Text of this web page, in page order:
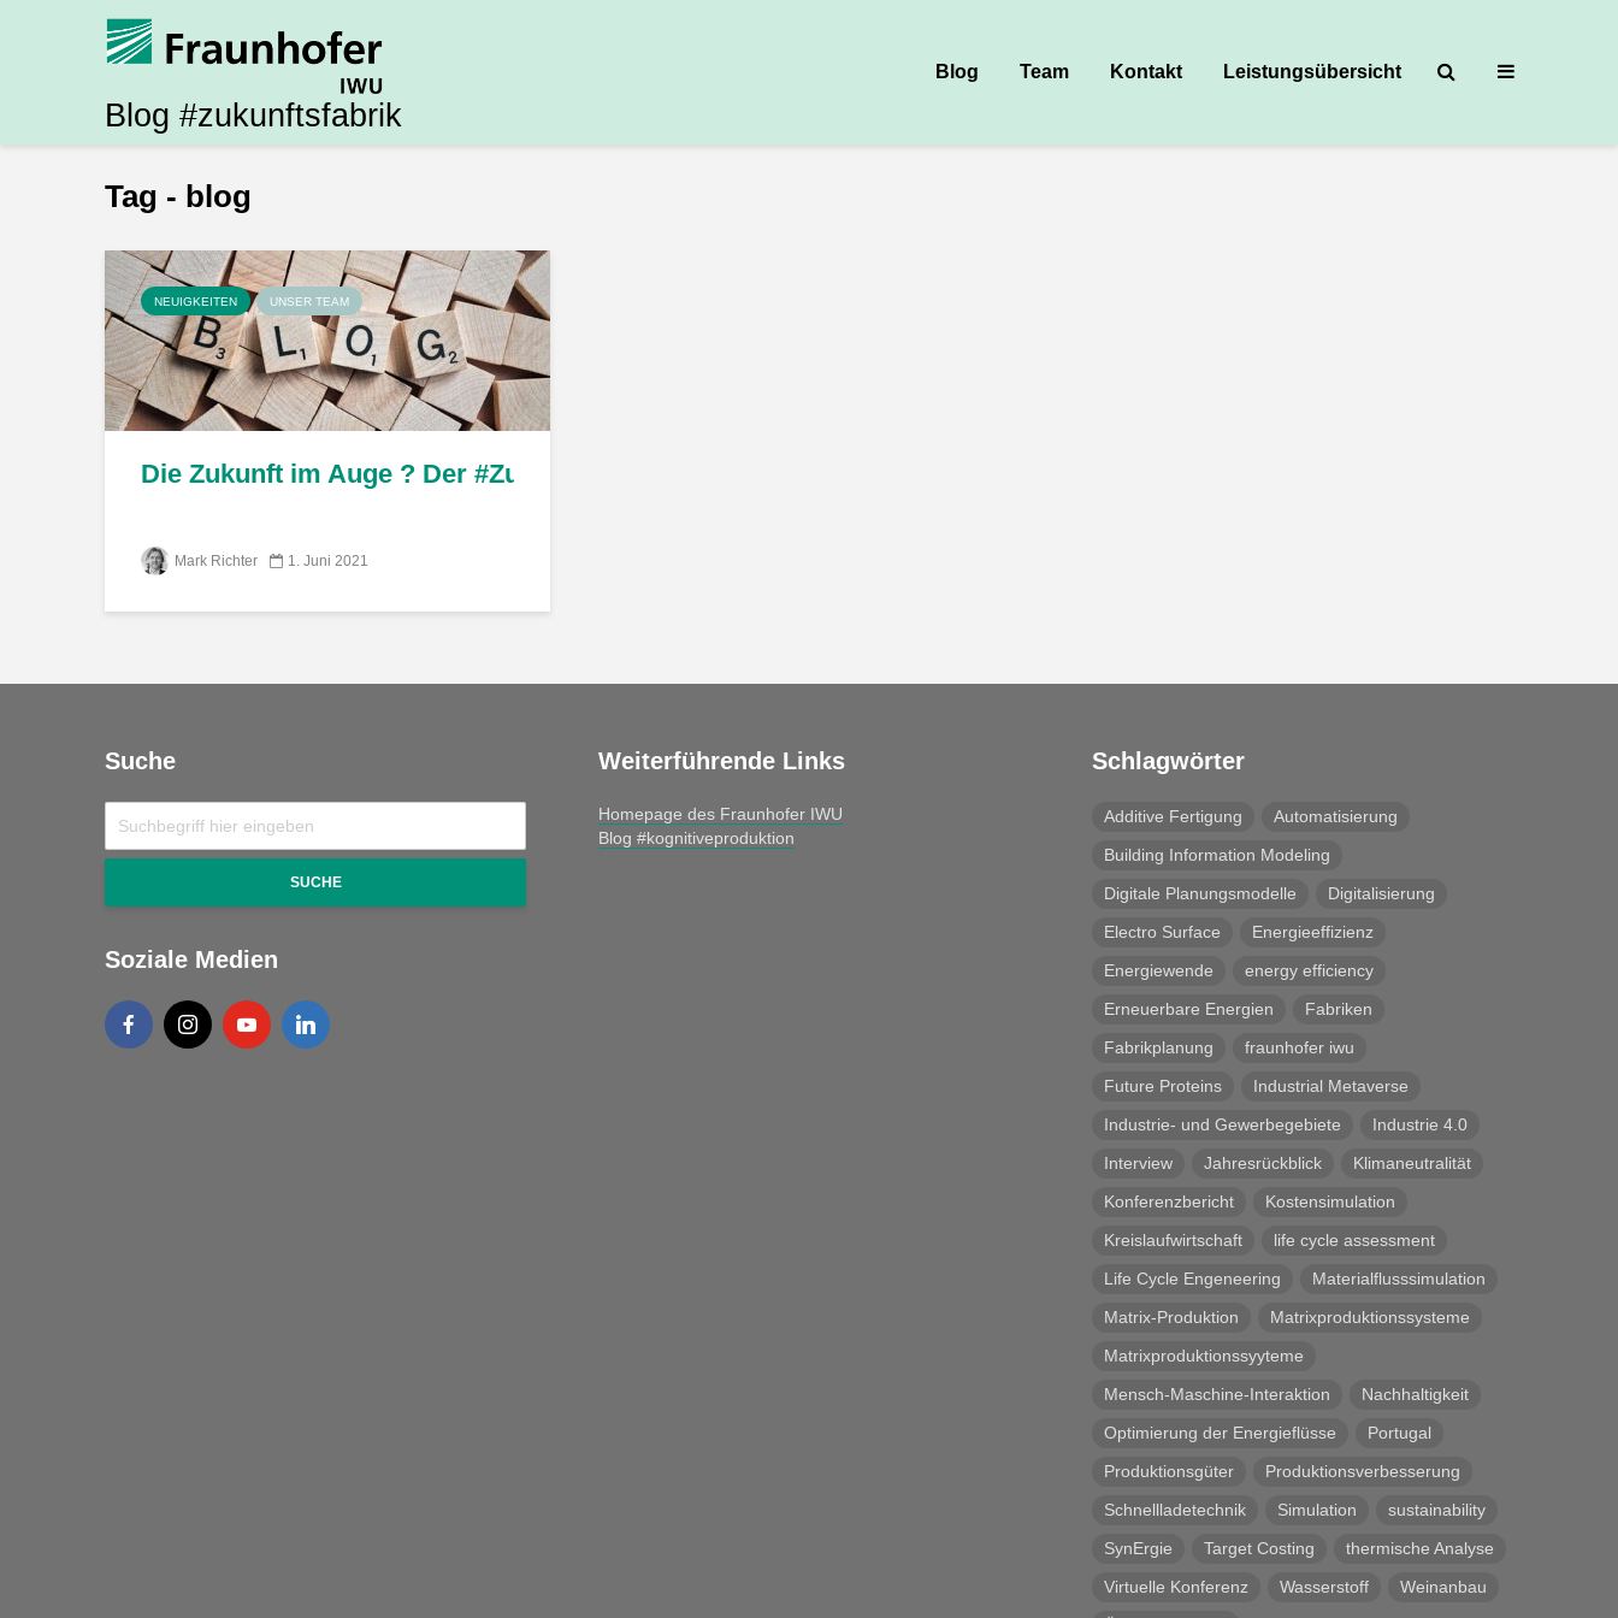
Blog #zukunftsfabrik
Blog Team Kontakt Leistungsübersicht
Tag - blog
NEUIGKEITEN UNSER TEAM
Die Zukunft im Auge ? Der #Zukunftsfabrik-Blog ist online!
Mark Richter 1. Juni 2021
Suche
SUCHE
Soziale Medien
Weiterführende Links
Homepage des Fraunhofer IWU
Blog #kognitiveproduktion
Schlagwörter
Additive Fertigung
Automatisierung
Building Information Modeling
Digitale Planungsmodelle
Digitalisierung
Electro Surface
Energieeffizienz
Energiewende
energy efficiency
Erneuerbare Energien
Fabriken
Fabrikplanung
fraunhofer iwu
Future Proteins
Industrial Metaverse
Industrie- und Gewerbegebiete
Industrie 4.0
Interview
Jahresrückblick
Klimaneutralität
Konferenzbericht
Kostensimulation
Kreislaufwirtschaft
life cycle assessment
Life Cycle Engeneering
Materialflusssimulation
Matrix-Produktion
Matrixproduktionssysteme
Matrixproduktionssyyteme
Mensch-Maschine-Interaktion
Nachhaltigkeit
Optimierung der Energieflüsse
Portugal
Produktionsgüter
Produktionsverbesserung
Schnellladetechnik
Simulation
sustainability
SynErgie
Target Costing
thermische Analyse
Virtuelle Konferenz
Wasserstoff
Weinanbau